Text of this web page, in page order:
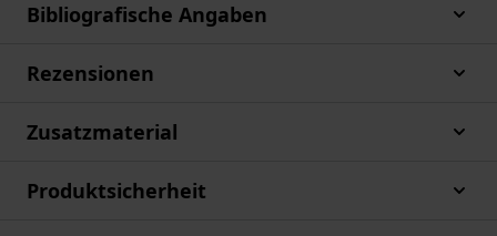
Bibliografische Angaben
Rezensionen
Zusatzmaterial
Produktsicherheit